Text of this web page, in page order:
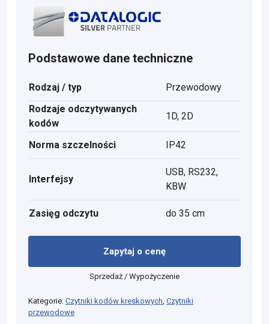
Podstawowe dane techniczne
Rodzaj / typ
Przewodowy
Rodzaje odczytywanych
kodów
1D, 2D
Norma szczelności IP42
Interfejsy
USB, RS232,
KBW
Zasięg odczytu do 35 cm
Zapytaj o cenę
Sprzedaż / Wypożyczenie
Kategorie: Czytniki kodów kreskowych Czytniki
przewodowe